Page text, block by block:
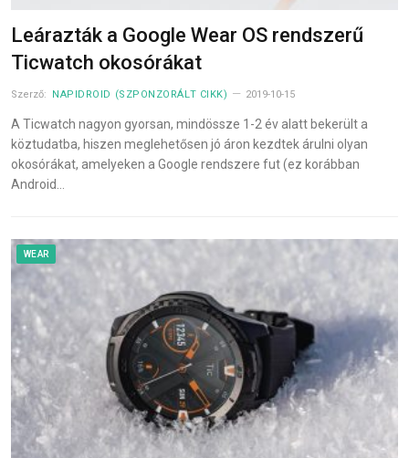
Leárazták a Google Wear OS rendszerű
Ticwatch okosórákat
Szerző: NAPIDROID (SZPONZORÁLT CIKK) 2019-10-15
A Ticwatch nagyon gyorsan, mindössze 1-2 év alatt bekerült a
köztudatba, hiszen meglehetősen jó áron kezdtek árulni olyan
okosórákat, amelyeken a Google rendszere fut (ez korábban
Android…
WEAR